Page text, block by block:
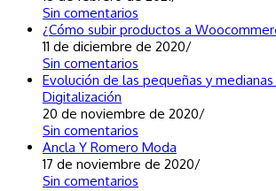
Sin comentarios
¿Cómo subir productos a
11 de diciembre de 2020/
Sin comentarios
Evolución de las pequeñas y
Digitalización
20 de noviembre de 2020/
Sin comentarios
Ancla Y Romero Moda
17 de noviembre de 2020/
Sin comentarios